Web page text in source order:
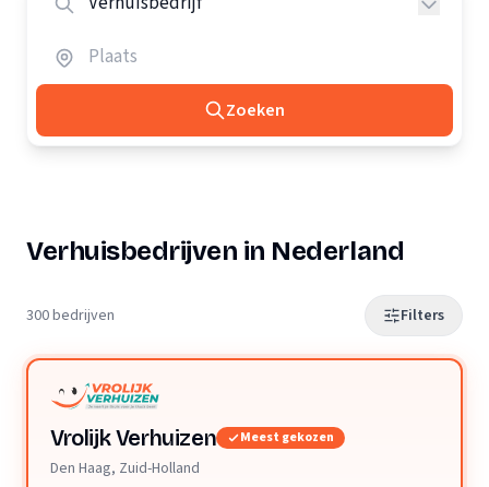
Zoeken
Verhuisbedrijven in Nederland
300 bedrijven Filters
Vrolijk Verhuizen Meest gekozen
Den Haag, Zuid-Holland